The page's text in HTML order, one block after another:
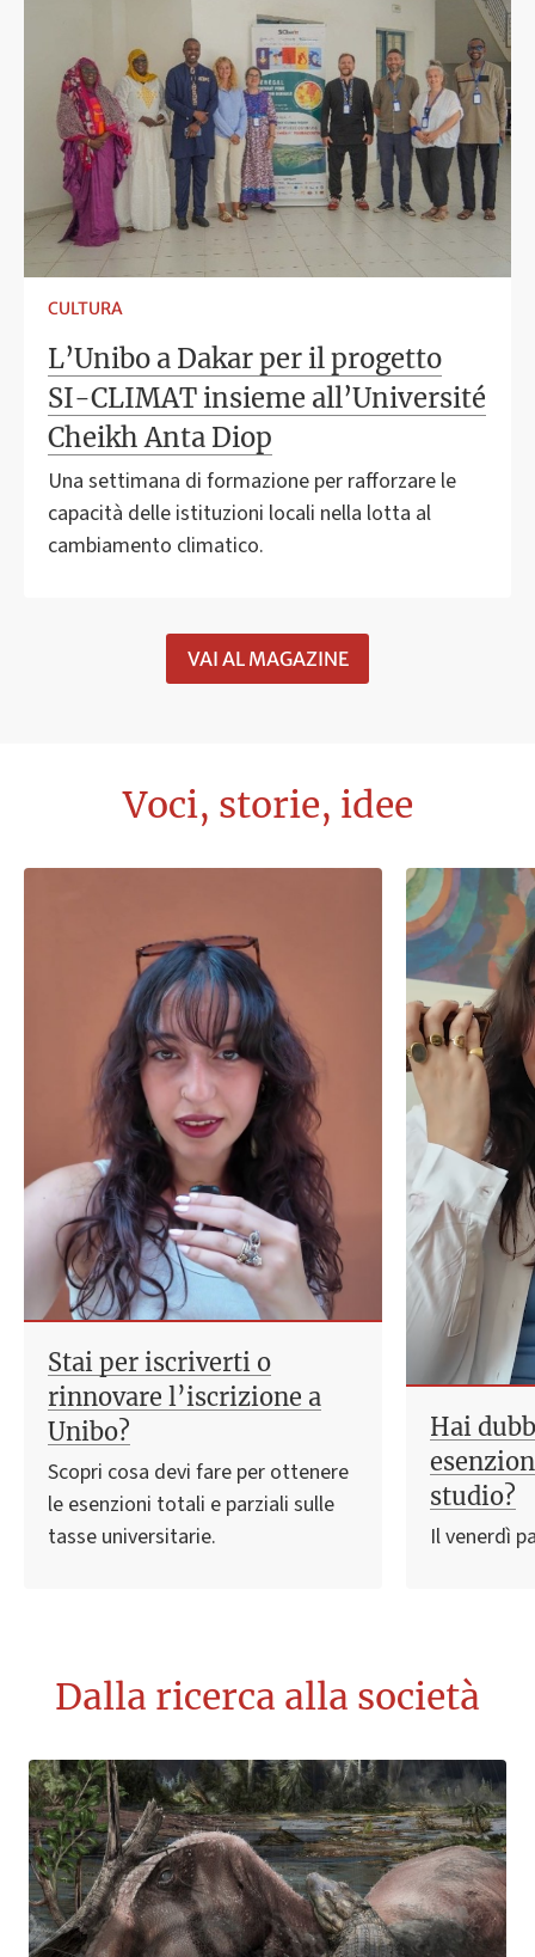
CULTURA
L’Unibo a Dakar per il progetto
SI-CLIMAT insieme all’Université
Cheikh Anta Diop
Una settimana di formazione per rafforzare le
capacità delle istituzioni locali nella lotta al
cambiamento climatico.
VAI AL MAGAZINE
Voci, storie, idee
Stai per iscriverti o
rinnovare l’iscrizione a
Unibo?
Scopri cosa devi fare per ottenere
le esenzioni totali e parziali sulle
tasse universitarie.
Hai
studio?
Il venerdì
Dalla ricerca alla società